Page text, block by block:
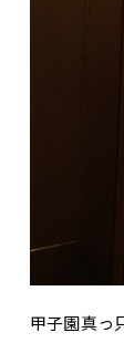
甲子園真っ